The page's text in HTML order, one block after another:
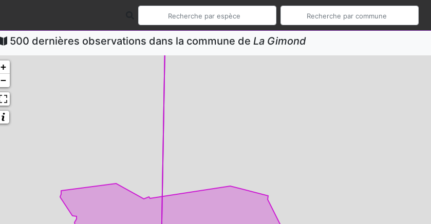
500 dernières observations dans la commune de La Gimond
+
−